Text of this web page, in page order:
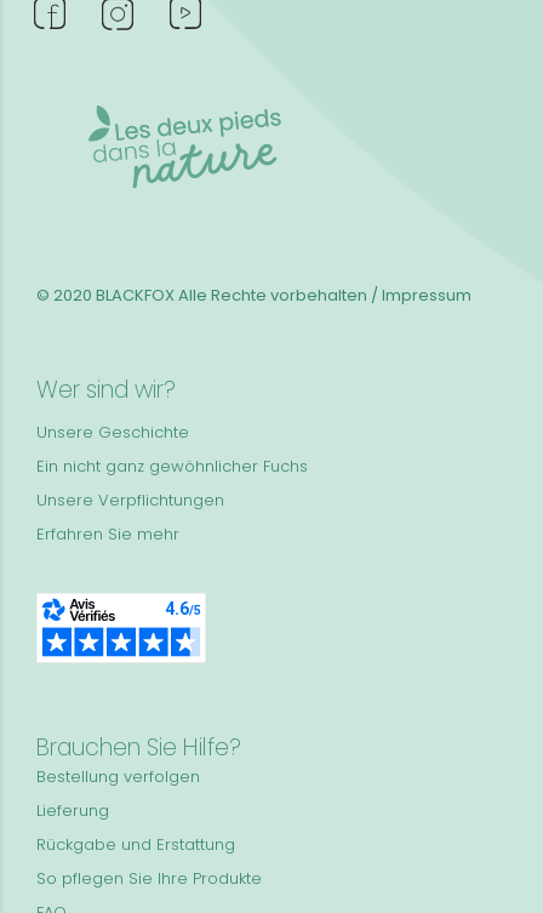
Wer sind wir?
Unsere Geschichte
Ein nicht ganz gewöhnlicher Fuchs
Unsere Verpflichtungen
Erfahren Sie mehr
Brauchen Sie Hilfe?
Bestellung verfolgen
Lieferung
Rückgabe und Erstattung
So pflegen Sie Ihre Produkte
© 2020 BLACKFOXAlle Rechte vorbehalten / Impressum